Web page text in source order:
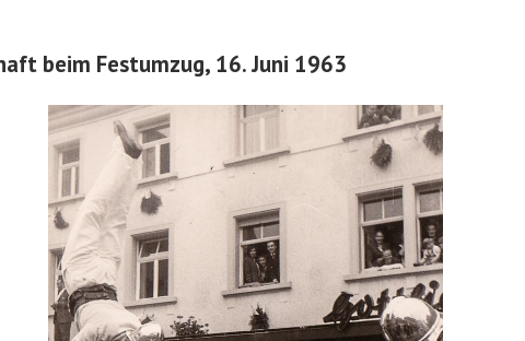
beim Festumzug, 16. Juni 1963